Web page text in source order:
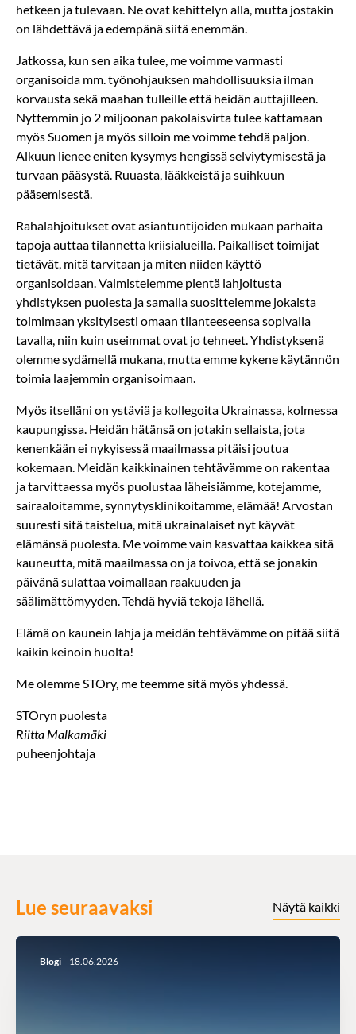
hetkeen ja tulevaan. Ne ovat kehittelyn alla, mutta jostakin
on lähdettävä ja edempänä siitä enemmän.
Jatkossa, kun sen aika tulee, me voimme varmasti
organisoida mm. työnohjauksen mahdollisuuksia ilman
korvausta sekä maahan tulleille että heidän auttajilleen.
Nyttemmin jo 2 miljoonan pakolaisvirta tulee kattamaan
myös Suomen ja myös silloin me voimme tehdä paljon.
Alkuun lienee eniten kysymys hengissä selviytymisestä ja
turvaan pääsystä. Ruuasta, lääkkeistä ja suihkuun
pääsemisestä.
Rahalahjoitukset ovat asiantuntijoiden mukaan parhaita
tapoja auttaa tilannetta kriisialueilla. Paikalliset toimijat
tietävät, mitä tarvitaan ja miten niiden käyttö
organisoidaan. Valmistelemme pientä lahjoitusta
yhdistyksen puolesta ja samalla suosittelemme jokaista
toimimaan yksityisesti omaan tilanteeseensa sopivalla
tavalla, niin kuin useimmat ovat jo tehneet. Yhdistyksenä
olemme sydämellä mukana, mutta emme kykene käytännön
toimia laajemmin organisoimaan.
Myös itselläni on ystäviä ja kollegoita Ukrainassa, kolmessa
kaupungissa. Heidän hätänsä on jotakin sellaista, jota
kenenkään ei nykyisessä maailmassa pitäisi joutua
kokemaan. Meidän kaikkinainen tehtävämme on rakentaa
ja tarvittaessa myös puolustaa läheisiämme, kotejamme,
sairaaloitamme, synnytysklinikoitamme, elämää! Arvostan
suuresti sitä taistelua, mitä ukrainalaiset nyt käyvät
elämänsä puolesta. Me voimme vain kasvattaa kaikkea sitä
kauneutta, mitä maailmassa on ja toivoa, että se jonakin
päivänä sulattaa voimallaan raakuuden ja
säälimättömyyden. Tehdä hyviä tekoja lähellä.
Elämä on kaunein lahja ja meidän tehtävämme on pitää siitä
kaikin keinoin huolta!
Me olemme STOry, me teemme sitä myös yhdessä.
STOryn puolesta
Riitta Malkamäki
puheenjohtaja
Lue seuraavaksi Näytä kaikki
Blogi 18.06.2026